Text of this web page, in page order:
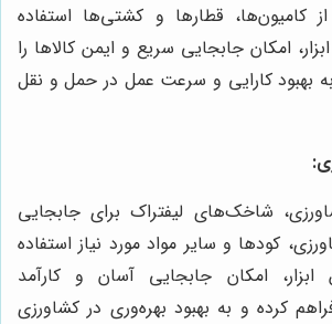
از کامیون‌ها، قطارها و کشتی‌ها استفاده
امکان جابجایی سریع و ایمن کالاها را
بهبود کارایی و سرعت عمل در حمل و نقل
شاخک‌های لیفتراک برای جابجایی
کودها و سایر مواد مورد نیاز استفاده
امکان جابجایی آسان و کارآمد
کرده و به بهبود بهره‌وری در کشاورزی